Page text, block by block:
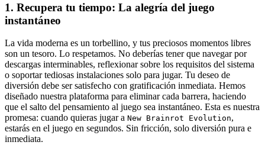
1. Recupera tu tiempo: La alegría del juego
instantáneo
La vida moderna es un torbellino, y tus preciosos momentos libres
son un tesoro. Lo respetamos. No deberías tener que navegar por
descargas interminables, reflexionar sobre los requisitos del sistema
o soportar tediosas instalaciones solo para jugar. Tu deseo de
diversión debe ser satisfecho con gratificación inmediata. Hemos
diseñado nuestra plataforma para eliminar cada barrera, haciendo
que el salto del pensamiento al juego sea instantáneo. Esta es nuestra
promesa: cuando quieras jugar a New Brainrot Evolution,
estarás en el juego en segundos. Sin fricción, solo diversión pura e
inmediata.